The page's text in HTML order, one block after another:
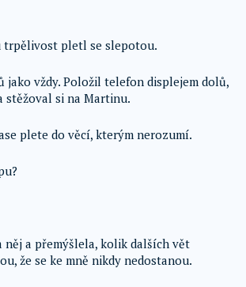
trpělivost pletl se slepotou.
jako vždy. Položil telefon displejem dolů,
stěžoval si na Martinu.
plete do věcí, kterým nerozumí.
něj a přemýšlela, kolik dalších vět
že se ke mně nikdy nedostanou.